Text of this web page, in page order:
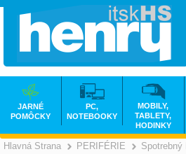
Hlavná Strana PERIFÉRIE Spotrebný
JARNÉ
POMÔCKY
PC,
NOTEBOOKY
MOBILY,
TABLETY,
HODINKY